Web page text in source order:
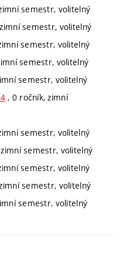
semestr, volitelný
semestr, volitelný
semestr, volitelný
semestr, volitelný
semestr, volitelný
, 0 ročník, zimní
semestr, volitelný
semestr, volitelný
semestr, volitelný
semestr, volitelný
semestr, volitelný